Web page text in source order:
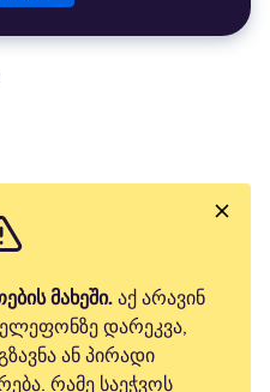
მახეში.აქ არავინ
დარეკვა,
ან პირადი
რამე საეჭვოს